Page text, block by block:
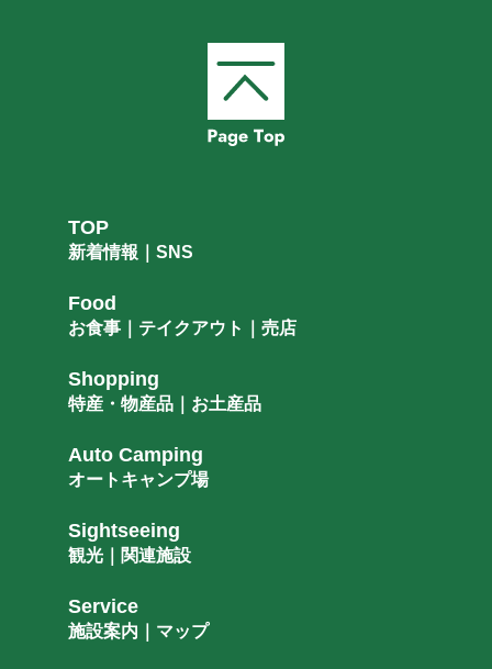
観光｜関連施設
Service
施設案内｜マップ
TOP
新着情報｜SNS
Food
お食事｜テイクアウト｜売店
Shopping
特産・物産品｜お土産品
Auto Camping
オートキャンプ場
Sightseeing
観光｜関連施設
Service
施設案内｜マップ